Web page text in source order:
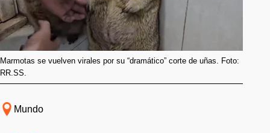
Marmotas se vuelven virales por su “dramático” corte de uñas. Foto:
RR.SS.
Mundo